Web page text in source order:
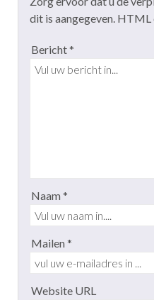
dit is aangegeven.
Bericht *
Naam *
Mailen *
Website URL